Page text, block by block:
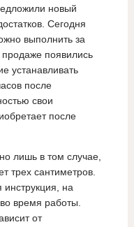
новый
Сегодня
выполнить за
появились
устанавливать
после
свои
после
лишь в том случае,
трех сантиметров.
на
время работы.
от